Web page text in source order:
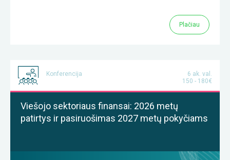
Plačiau
Konferencija
6 ak. val.
150 - 180€
Viešojo sektoriaus finansai: 2026 metų
patirtys ir pasiruošimas 2027 metų pokyčiams